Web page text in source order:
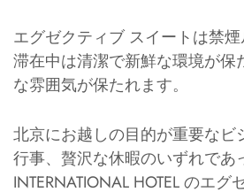
エグゼクティブ スイートは禁
滞在中は清潔で新鮮な環境が保
な雰囲気が保たれます。
北京にお越しの目的が重要なビ
行事、贅沢な休暇のいずれであ
INTERNATIONAL HOTEL のエ